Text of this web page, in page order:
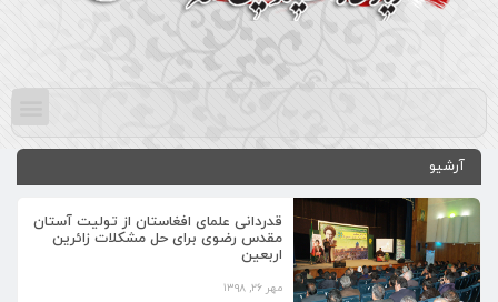
آرشیو
قدردانی علمای افغاستان از تولیت آستان
مقدس رضوی برای حل مشکلات زائرین
اربعین
مهر ۲۶, ۱۳۹۸